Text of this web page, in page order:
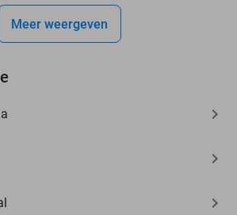
Meer weergeven